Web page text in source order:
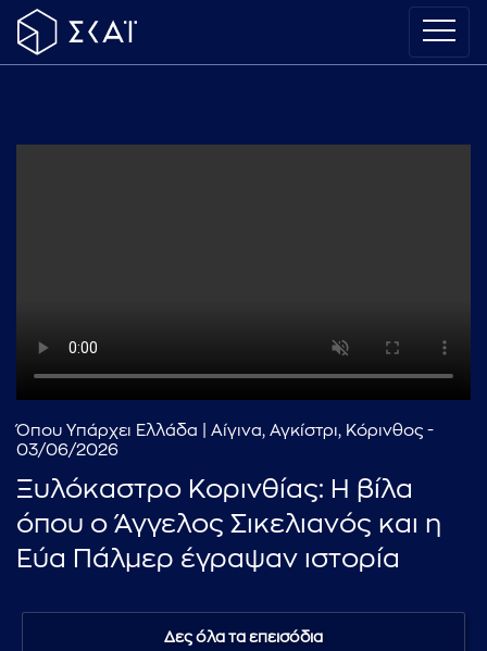
Όπου Υπάρχει Ελλάδα | Αίγινα, Αγκίστρι, Κόρινθος -
03/06/2026
Ξυλόκαστρο Κορινθίας: Η βίλα
όπου ο Άγγελος Σικελιανός και η
Εύα Πάλμερ έγραψαν ιστορία
Δες όλα τα επεισόδια